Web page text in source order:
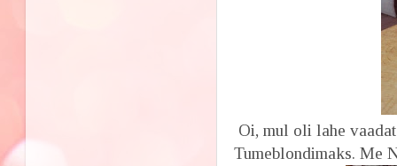
Oi, mul oli lahe
Tumeblondimaks. Me